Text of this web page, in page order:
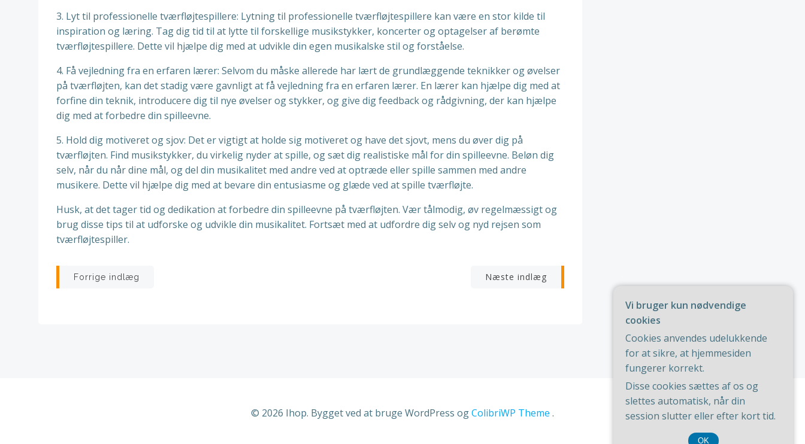
3. Lyt til professionelle tværfløjtespillere: Lytning til professionelle tværfløjtespillere kan være en stor kilde til
inspiration og læring. Tag dig tid til at lytte til forskellige musikstykker, koncerter og optagelser af berømte
tværfløjtespillere. Dette vil hjælpe dig med at udvikle din egen musikalske stil og forståelse.
4. Få vejledning fra en erfaren lærer: Selvom du måske allerede har lært de grundlæggende teknikker og øvelser
på tværfløjten, kan det stadig være gavnligt at få vejledning fra en erfaren lærer. En lærer kan hjælpe dig med at
forfine din teknik, introducere dig til nye øvelser og stykker, og give dig feedback og rådgivning, der kan hjælpe
dig med at forbedre din spilleevne.
5. Hold dig motiveret og sjov: Det er vigtigt at holde sig motiveret og have det sjovt, mens du øver dig på
tværfløjten. Find musikstykker, du virkelig nyder at spille, og sæt dig realistiske mål for din spilleevne. Beløn dig
selv, når du når dine mål, og del din musikalitet med andre ved at optræde eller spille sammen med andre
musikere. Dette vil hjælpe dig med at bevare din entusiasme og glæde ved at spille tværfløjte.
Husk, at det tager tid og dedikation at forbedre din spilleevne på tværfløjten. Vær tålmodig, øv regelmæssigt og
brug disse tips til at udforske og udvikle din musikalitet. Fortsæt med at udfordre dig selv og nyd rejsen som
tværfløjtespiller.
Indlægsnavigation
Forrige indlæg Indlægsnavigation
Næste indlæg
Vi bruger kun nødvendige
cookies
Cookies anvendes udelukkende
for at sikre, at hjemmesiden
fungerer korrekt.
Disse cookies sættes af os og
slettes automatisk, når din
session slutter eller efter kort tid.
OK